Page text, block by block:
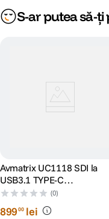
S-ar putea să-ți
Avmatrix UC1118 SDI la
USB3.1 TYPE-C
Uncompressed Video
Capture
(0)
89900 lei